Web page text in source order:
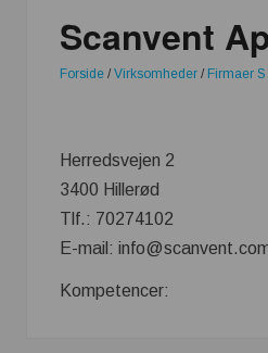
Scanvent
Forside / Virksomheder / Firmaer S
Herredsvejen 2
3400 Hillerød
Tlf.: 70274102
E-mail:
Kompetencer: